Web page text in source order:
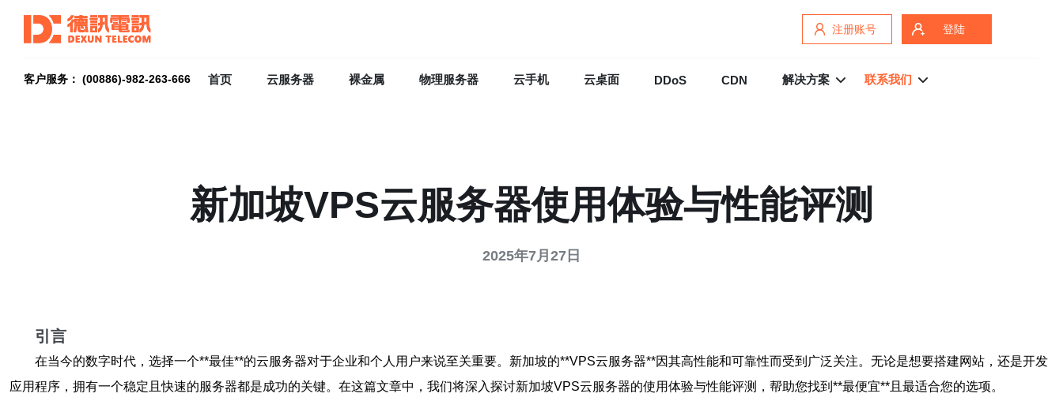
注册账号 登陆
客户服务： (00886)-982-263-666 首页 云服务器 裸金属 物理服务器 云手机 云桌面 DDoS CDN 解决方案 联系我们
新加坡VPS云服务器使用体验与性能评测
2025年7月27日
引言
在当今的数字时代，选择一个**最佳**的云服务器对于企业和个人用户来说至关重要。新加坡的**VPS云服务器**因其高性能和可靠性而受到广泛关注。无论是想要搭建网站，还是开发
应用程序，拥有一个稳定且快速的服务器都是成功的关键。在这篇文章中，我们将深入探讨新加坡VPS云服务器的使用体验与性能评测，帮助您找到**最便宜**且最适合您的选项。